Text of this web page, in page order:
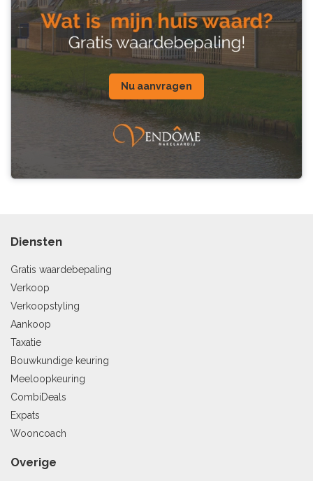
Nu aanvragen
Diensten
Gratis waardebepaling
Verkoop
Verkoopstyling
Aankoop
Taxatie
Bouwkundige keuring
Meeloopkeuring
CombiDeals
Expats
Wooncoach
Overige